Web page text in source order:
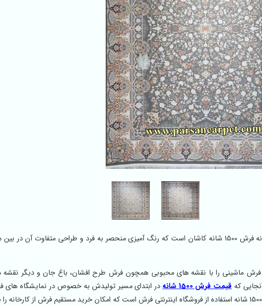
فرش 1500 شانه طرح باغ جان از بهترین تولیدات کارخانه فرش 1500 شانه کاشان است که رنگ آمیزی منحصر به فرد و طراحی متفاوت آن در
مدل های فرش ماشینی را با نقشه های محبوبی همچون فرش طرح افشان، باغ جان و دیگر
که قیمت فرش 1500 شانه
در ابتدای مسیر تولیدش به خصوص در نمایشگاه های
ماشینی بالا است، یکی از بهترین روش های خرید فرش 1500 شانه استفاده از فروشگاه اینترنتی فرش است که امکان خرید مستقیم فرش از کارخانه